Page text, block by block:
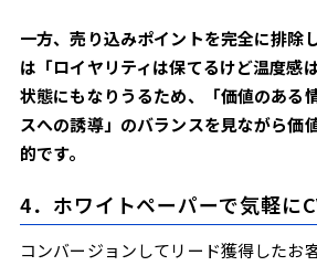
一方、売り込みポイントを完全に排除
は「ロイヤリティは保てるけど温度感
状態にもなりうるため、「価値のある
スへの誘導」のバランスを見ながら価
的です。
4．ホワイトペーパーで気軽に
コンバージョンしてリード獲得したお